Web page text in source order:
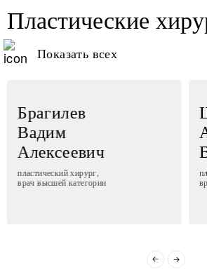
Пластические
Показать всех
Брагилев
Вадим
Алексеевич
пластический хирург,
врач высшей категории